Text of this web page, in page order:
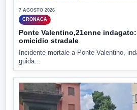
7 AGOSTO 2026
CRONACA
Ponte Valentino,21enne
omicidio stradale
Incidente mortale a Ponte Valentino,
guida...